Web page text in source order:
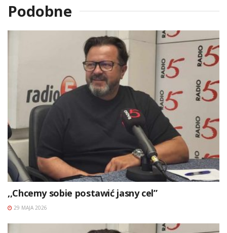
Podobne
,,Chcemy sobie postawić jasny cel”
29 MAJA 2026